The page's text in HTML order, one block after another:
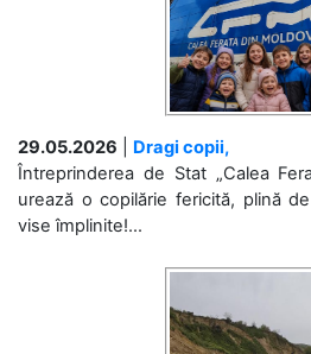
29.05.2026
Dragi copii,
Întreprinderea de Stat „Calea
urează o copilărie fericită, plină
vise împlinite!...